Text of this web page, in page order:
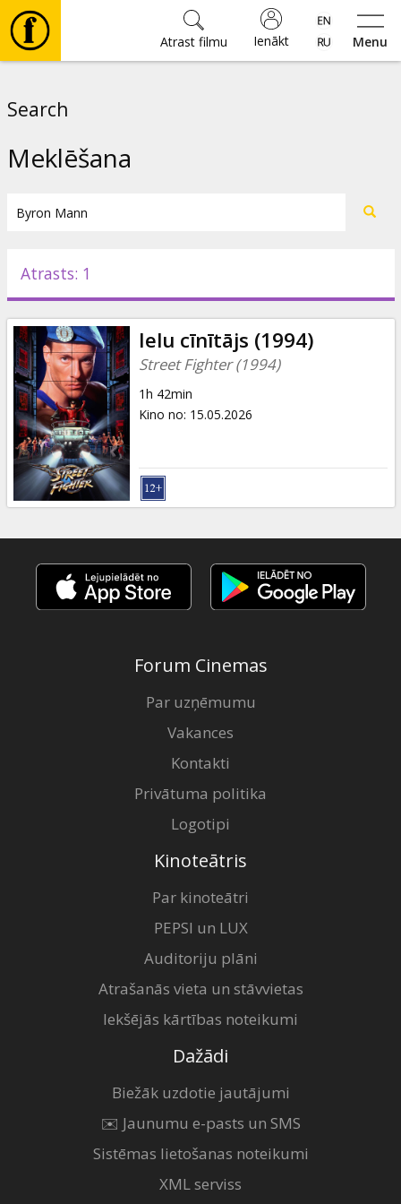
Menu
Ienākt
Atrast filmu
Pasākumi
Ziņas
Dāvanu
kartes
Uzkodas
B2B
Kino
Klubs
Search
Meklēšana
Atrasts: 1
Ielu cīnītājs (1994)
Street Fighter (1994)
1h 42min
Kino no: 15.05.2026
Forum Cinemas
Par uzņēmumu
Vakances
Kontakti
Privātuma politika
Logotipi
Kinoteātris
Par kinoteātri
PEPSI un LUX
Auditoriju plāni
Atrašanās vieta un stāvvietas
Iekšējās kārtības noteikumi
Dažādi
Biežāk uzdotie jautājumi
✉️ Jaunumu e-pasts un SMS
Sistēmas lietošanas noteikumi
XML serviss